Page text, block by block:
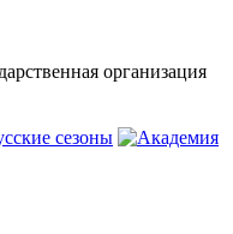
организация